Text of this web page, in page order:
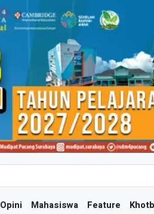
Opini Mahasiswa Feature